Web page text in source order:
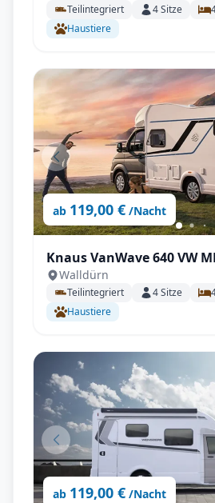
Teilintegriert 4Sitze
Haustiere
ab 119,00 € /Nacht
Knaus VanWave 640 VW
Walldürn
Teilintegriert 4Sitze
Haustiere
ab 119,00 € /Nacht